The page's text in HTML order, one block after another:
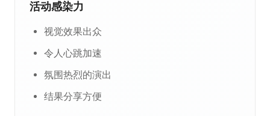
活动感染力
视觉效果出众
令人心跳加速
氛围热烈的演出
结果分享方便